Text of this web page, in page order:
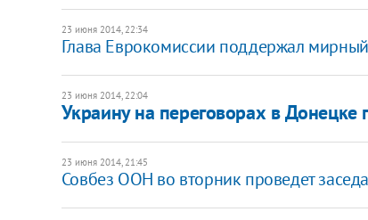
23 июня 2014, 22:34
Глава Еврокомиссии поддержал
23 июня 2014, 22:04
Украину на переговорах в Донецке
23 июня 2014, 21:45
Совбез ООН во вторник проведет